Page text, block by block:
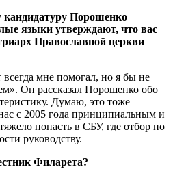
Порошенко
языки утверждают, что вас
Православной церкви
мне помогал, но я бы не
Он рассказал Порошенко обо
Думаю, это тоже
с 2005 года принципиальным и
попасть в СБУ, где отбор по
руководству.
Филарета?